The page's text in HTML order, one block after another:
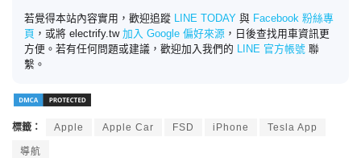
若覺得本站內容實用，歡迎追蹤 LINE TODAY 與 Facebook 粉絲專
頁 ，或將 electrify.tw 加入 Google 偏好來源 ，日後查找用車資訊更
方便。若有任何問題或建議，歡迎加入我們的 LINE 官方帳號 聯
繫。
標籤： Apple Apple Car FSD iPhone Tesla App
導航